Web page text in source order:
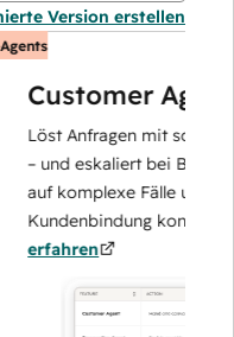
Version erstellen
Customer Agent
Löst Anfragen mit schnellen,
– und eskaliert bei Bedarf,
auf komplexe Fälle und den
Kundenbindung
erfahren